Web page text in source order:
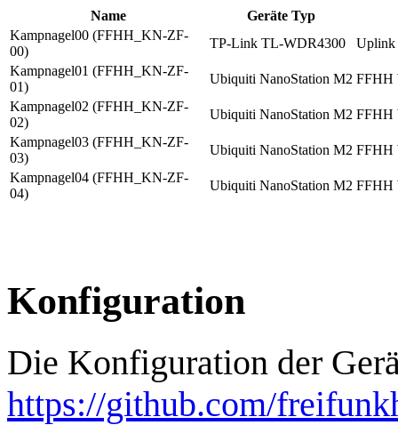
Name
Geräte Typ
Kampnagel00 (FFHH_KN-ZF-
00)
TP-Link TL-WDR4300
Uplink
Kampnagel01 (FFHH_KN-ZF-
01)
Ubiquiti NanoStation M2 FFHH
Kampnagel02 (FFHH_KN-ZF-
02)
Ubiquiti NanoStation M2 FFHH
Kampnagel03 (FFHH_KN-ZF-
03)
Ubiquiti NanoStation M2 FFHH
Kampnagel04 (FFHH_KN-ZF-
04)
Ubiquiti NanoStation M2 FFHH
Konfiguration
Die Konfiguration der
https://github.com/